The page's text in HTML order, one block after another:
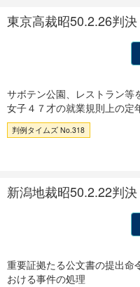
東京高裁昭50.2.26判決
サボテン公園、レストラン等
女子４７才の就業規則上の定
判例タイムズ No.318
新潟地裁昭50.2.22判決
重要証拠たる公文書の提出命
おける事件の処理